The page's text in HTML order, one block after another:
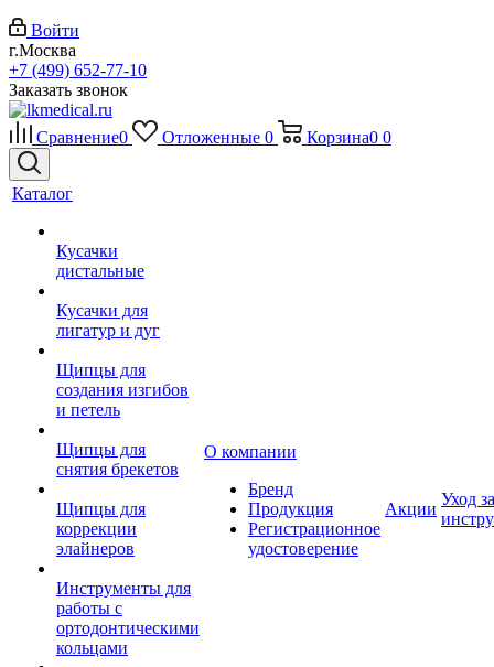
Войти
г.Москва
+7 (499) 652-77-10
Заказать звонок
Сравнение0 Отложенные 0 Корзина0 0
Каталог
Кусачки
дистальные
Кусачки для
лигатур и дуг
Щипцы для
создания изгибов
и петель
Щипцы для
снятия брекетов
Щипцы для
коррекции
элайнеров
Инструменты для
работы с
ортодонтическими
кольцами
О компании
Бренд
Продукция
Регистрационное
удостоверение
Акции
Уход за